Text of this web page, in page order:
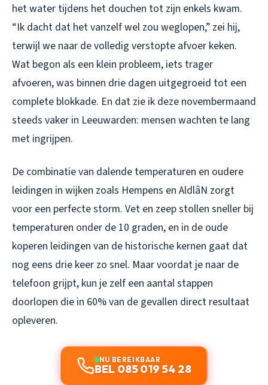
het water tijdens het douchen tot zijn enkels kwam.
“Ik dacht dat het vanzelf wel zou weglopen,” zei hij,
terwijl we naar de volledig verstopte afvoer keken.
Wat begon als een klein probleem, iets trager
afvoeren, was binnen drie dagen uitgegroeid tot een
complete blokkade. En dat zie ik deze novembermaand
steeds vaker in Leeuwarden: mensen wachten te lang
met ingrijpen.
De combinatie van dalende temperaturen en oudere
leidingen in wijken zoals Hempens en AldlâN zorgt
voor een perfecte storm. Vet en zeep stollen sneller bij
temperaturen onder de 10 graden, en in de oude
koperen leidingen van de historische kernen gaat dat
nog eens drie keer zo snel. Maar voordat je naar de
telefoon grijpt, kun je zelf een aantal stappen
doorlopen die in 60% van de gevallen direct resultaat
opleveren.
NU BEREIKBAAR
BEL 085 019 54 28